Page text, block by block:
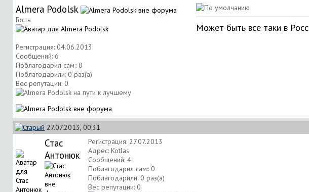
Almera Podolsk
Гость
Регистрация: 04.06.2013
Сообщений: 6
Поблагодарил сам:: 0
Поблагодарили: 0 раз(а)
Вес репутации: 0
Может быть все таки в
27.07.2013, 00:31
Стас
Антонюк
Регистрация: 27.07.2013
Адрес: Kotlas
Сообщений: 4
Поблагодарил сам:: 0
Поблагодарили: 0 раз(а)
Вес репутации: 0